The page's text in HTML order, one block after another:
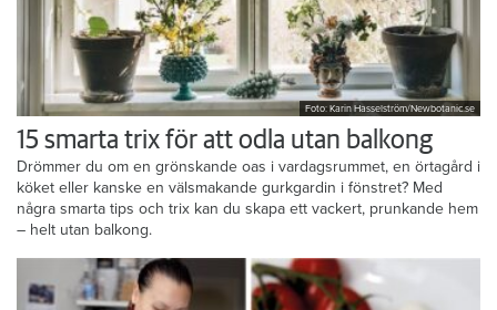
Foto: Karin Hasselström/Newbotanic.se
15 smarta trix för att odla utan balkong
Drömmer du om en grönskande oas i vardagsrummet, en örtagård i
köket eller kanske en välsmakande gurkgardin i fönstret? Med
några smarta tips och trix kan du skapa ett vackert, prunkande hem
– helt utan balkong.